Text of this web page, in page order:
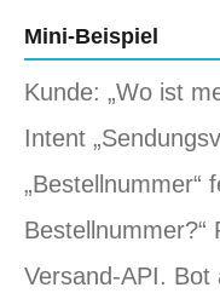
Mini-Beispiel
Kunde: „Wo ist
Intent
„Bestellnummer“
Bestellnummer?“
Versand-API. Bot